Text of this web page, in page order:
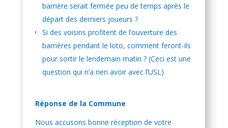
barrière serait fermée peu de temps après le
départ des derniers joueurs ?
Si des voisins profitent de l’ouverture des
barrières pendant le loto, comment feront-ils
pour sortir le lendemain matin ? (Ceci est une
question qui n’a rien avoir avec l’USL)
Réponse de la Commune
Nous accusons bonne réception de votre